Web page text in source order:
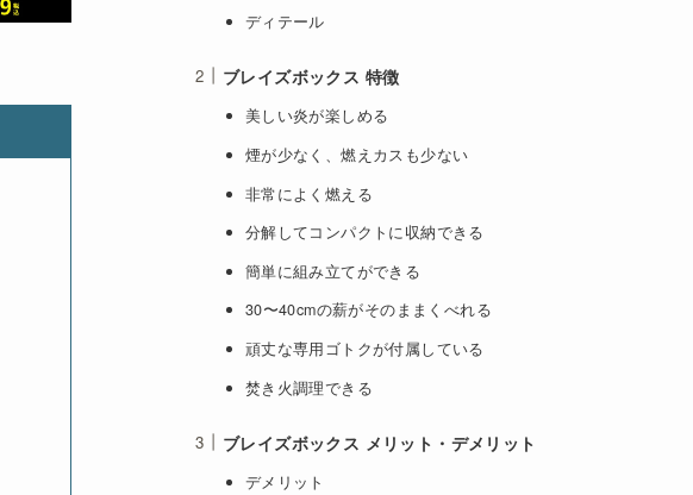
ディテール
ブレイズボックス 特徴
美しい炎が楽しめる
煙が少なく、燃えカスも少ない
非常によく燃える
分解してコンパクトに収納できる
簡単に組み立てができる
30〜40cmの薪がそのままくべれる
頑丈な専用ゴトクが付属している
焚き火調理できる
ブレイズボックス メリット・デメリット
デメリット